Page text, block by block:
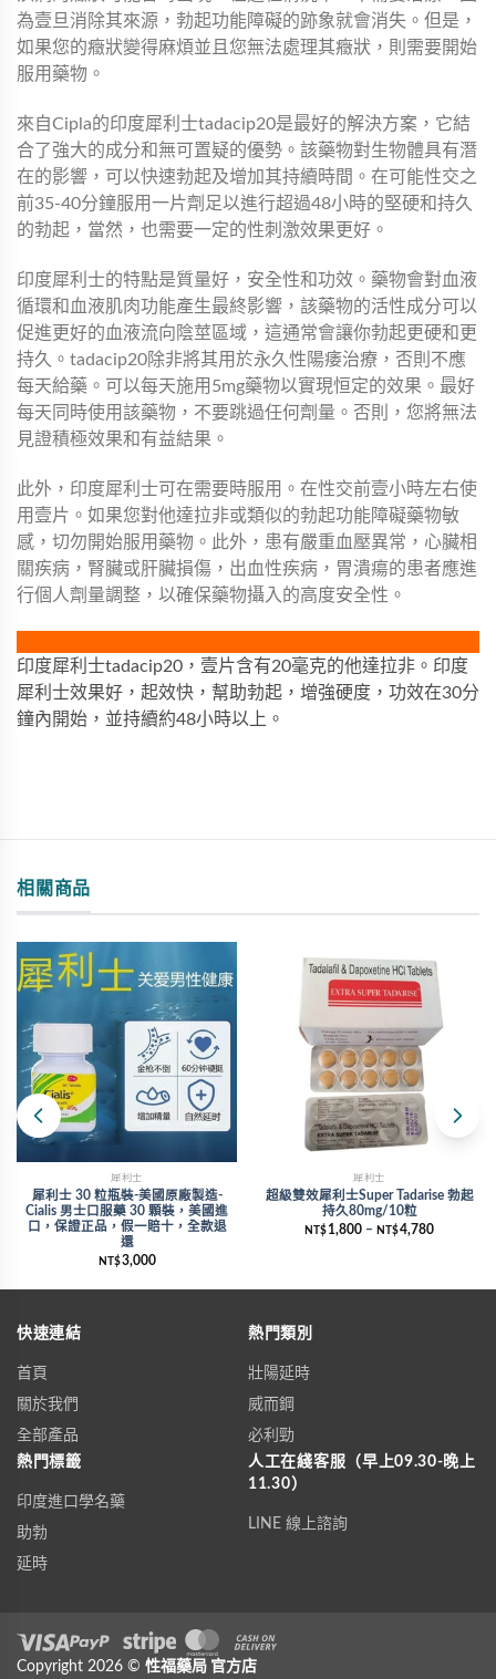
為壹旦消除其來源，勃起功能障礙的跡象就會消失。但是，
如果您的癥狀變得麻煩並且您無法處理其癥狀，則需要開始
服用藥物。
來自Cipla的印度犀利士tadacip20是最好的解決方案，它結
合了強大的成分和無可置疑的優勢。該藥物對生物體具有潛
在的影響，可以快速勃起及增加其持續時間。在可能性交之
前35-40分鐘服用一片劑足以進行超過48小時的堅硬和持久
的勃起，當然，也需要一定的性刺激效果更好。
印度犀利士的特點是質量好，安全性和功效。藥物會對血液
循環和血液肌肉功能產生最終影響，該藥物的活性成分可以
促進更好的血液流向陰莖區域，這通常會讓你勃起更硬和更
持久。tadacip20除非將其用於永久性陽痿治療，否則不應
每天給藥。可以每天施用5mg藥物以實現恒定的效果。最好
每天同時使用該藥物，不要跳過任何劑量。否則，您將無法
見證積極效果和有益結果。
此外，印度犀利士可在需要時服用。在性交前壹小時左右使
用壹片。如果您對他達拉非或類似的勃起功能障礙藥物敏
感，切勿開始服用藥物。此外，患有嚴重血壓異常，心臟相
關疾病，腎臟或肝臟損傷，出血性疾病，胃潰瘍的患者應進
行個人劑量調整，以確保藥物攝入的高度安全性。
印度犀利士tadacip20，壹片含有20毫克的他達拉非。印度
犀利士效果好，起效快，幫助勃起，增強硬度，功效在30分
鐘內開始，並持續約48小時以上。
相關商品
犀利士
犀利士 30 粒瓶裝-美國原廠製造-
Cialis 男士口服藥 30 顆裝，美國進
口，保證正品，假一賠十，全款退
還
NT$3,000
犀利士
超級雙效犀利士Super Tadarise 勃起
持久80mg/10粒
NT$ 1,800 – NT$4,780
快速連結
首頁
關於我們
全部產品
熱門類別
壯陽延時
威而鋼
必利勁
熱門標籤
印度進口學名藥
助勃
延時
人工在綫客服（早上09.30-晚上
11.30）
LINE 線上諮詢
Visa PayPalStripe MasterCardCash On Delivery
Copyright 2026 © 性福藥局 官方店